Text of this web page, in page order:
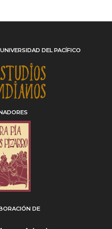
DEL PACÍFICO
DE